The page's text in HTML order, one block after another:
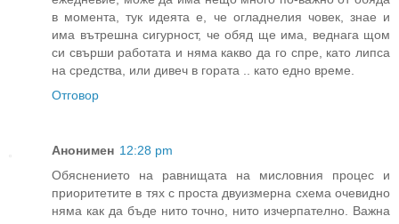
в момента, тук идеята е, че огладнелия човек, знае и
има вътрешна сигурност, че обяд ще има, веднага щом
си свърши работата и няма какво да го спре, като липса
на средства, или дивеч в гората .. като едно време.
Отговор
Анонимен 12:28 pm
Обяснението на равнищата на мисловния процес и
приоритетите в тях с проста двуизмерна схема очевидно
няма как да бъде нито точно, нито изчерпателно. Важна